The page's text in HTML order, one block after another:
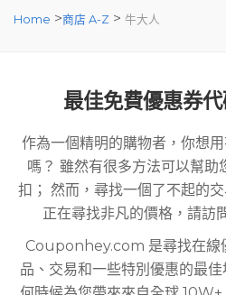
Home >商店 A-Z > 牛大人
最佳免費優惠券
作為一個精明的購物者，你想
嗎？ 雖然有很多方法可以幫助
扣； 然而，尋找一個了不起的
正在尋找非凡的價格，請
Couponhey.com 是尋找在線
品、交易和一些特別優惠的最